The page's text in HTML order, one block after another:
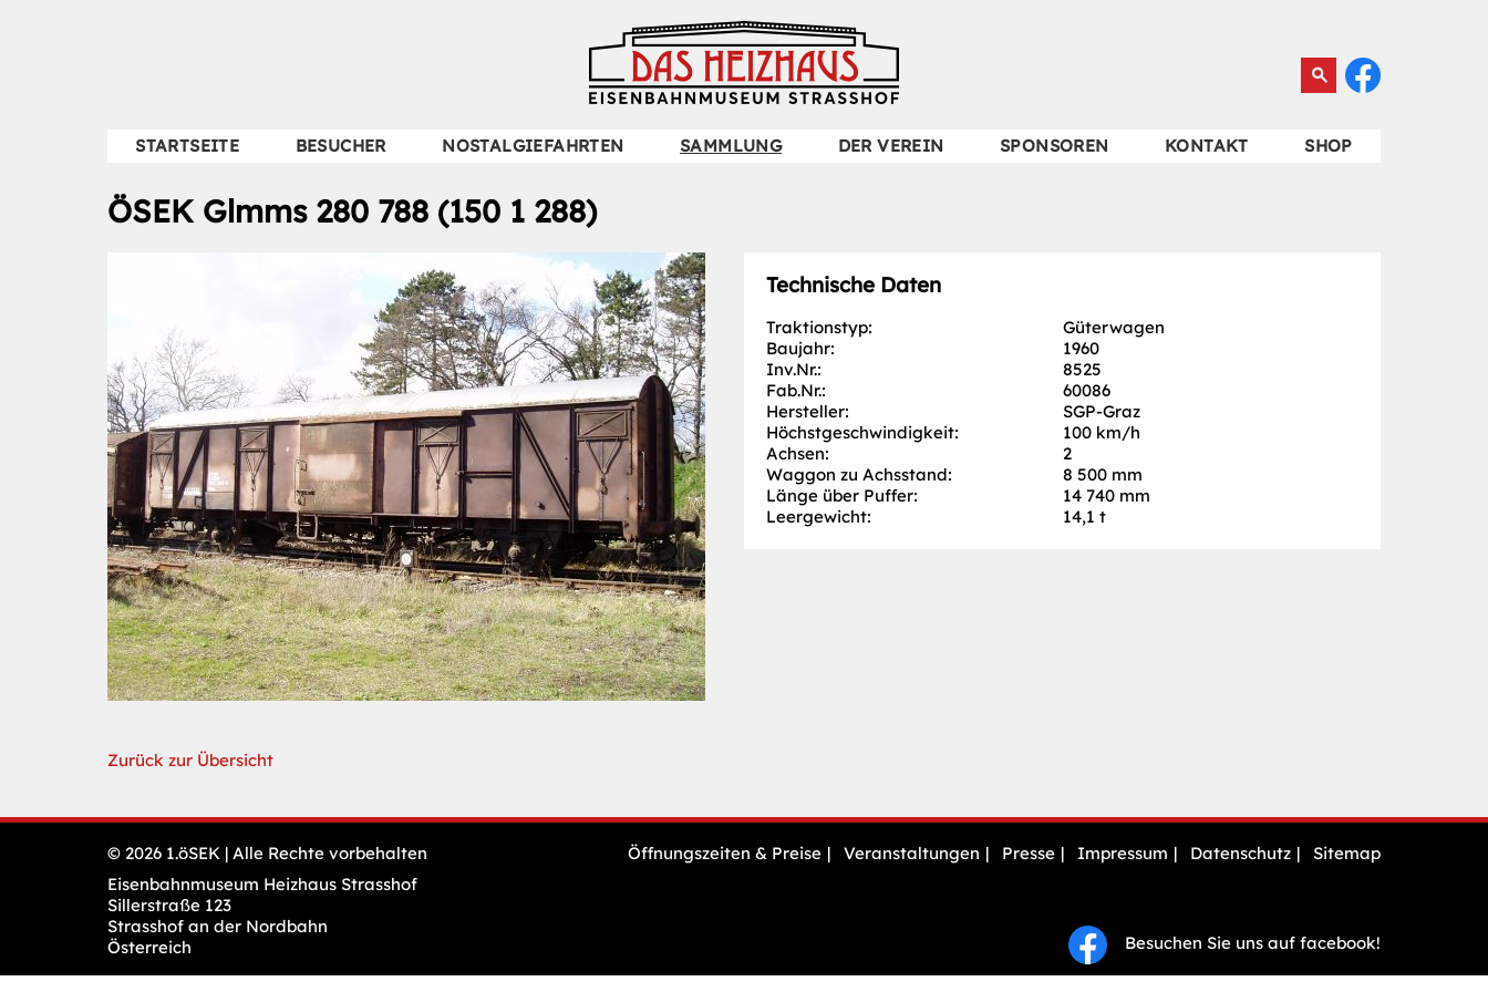
Navigation
überspringen
STARTSEITE BESUCHER NOSTALGIEFAHRTEN SAMMLUNG DER VEREIN SPONSOREN KONTAKT SHOP
ÖSEK Glmms 280 788 (150 1 288)
Technische Daten
Traktionstyp:
Güterwagen
Baujahr:
1960
Inv.Nr.:
8525
Fab.Nr.:
60086
Hersteller:
SGP-Graz
Höchst­geschwindigkeit:
100 km/h
Achsen:
2
Waggon zu Achsstand:
8 500 mm
Länge über Puffer:
14 740 mm
Leergewicht:
14,1 t
Zurück zur Übersicht
© 2026 1.öSEK | Alle Rechte vorbehalten
Navigation
überspringen
Öffnungszeiten & Preise Veranstaltungen Presse Impressum Datenschutz
Sitemap
Eisenbahnmuseum Heizhaus Strasshof
Sillerstraße 123
Strasshof an der Nordbahn
Österreich
Besuchen Sie uns auf facebook!